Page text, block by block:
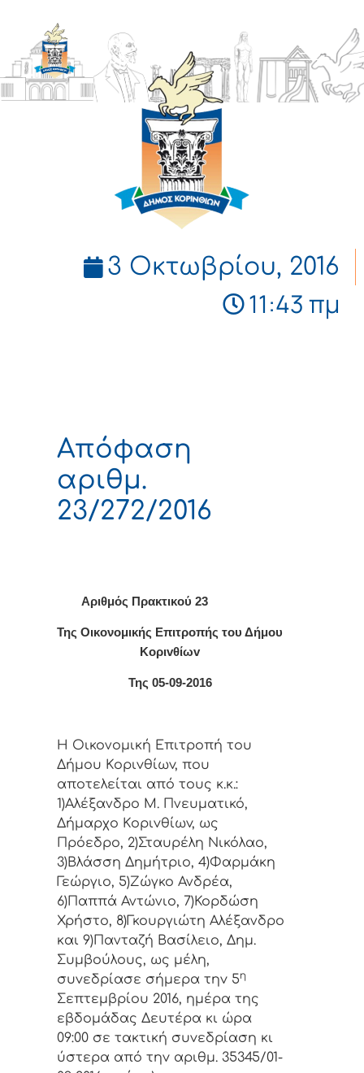
ΔΗΜΟΣ
ΚΟΡΙΝΘΙΩΝ
3 Οκτωβρίου, 2016
11:43 πμ
Απόφαση
αριθμ.
23/272/2016
Αριθμός Πρακτικού 23
Της Οικονομικής Επιτρoπής τoυ Δήμoυ
Κoριvθίωv
Της 05-09-2016
Η Οικονομική Επιτρoπή τoυ
Δήμoυ Κoριvθίωv, πoυ
απoτελείται από τoυς κ.κ.:
1)Αλέξανδρο Μ. Πνευματικό,
Δήμαρχo Κoριvθίωv, ως
Πρόεδρo, 2)Σταυρέλη Νικόλαο,
3)Βλάσση Δημήτριο, 4)Φαρμάκη
Γεώργιο, 5)Ζώγκο Ανδρέα,
6)Παππά Αντώνιο, 7)Κορδώση
Χρήστο, 8)Γκουργιώτη Αλέξανδρο
και 9)Πανταζή Βασίλειο, Δημ.
Συμβoύλoυς, ως μέλη,
συvεδρίασε σήμερα τηv 5η
Σεπτεμβρίου 2016, ημέρα της
εβδoμάδας Δευτέρα κι ώρα
09:00 σε τακτική συvεδρίαση κι
ύστερα από τηv αριθμ. 35345/01-